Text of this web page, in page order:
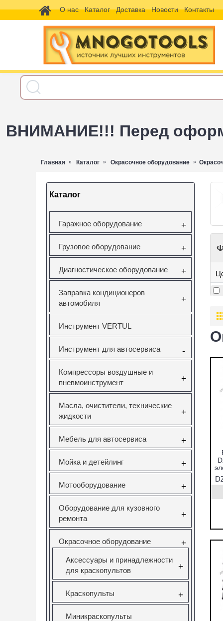
О нас Каталог Доставка Новости Контакты
ВНИМАНИЕ!!! Перед
Главная Каталог Окрасочное оборудование
Каталог
Гаражное оборудование +
Грузовое оборудование +
Диагностическое оборудование +
Заправка кондиционеров
автомобиля
+
Инструмент VERTUL
Инструмент для автосервиса -
Компрессоры воздушные и
пневмоинструмент
+
Масла, очистители, технические
жидкости
+
Мебель для автосервиса +
Мойка и детейлинг +
Мотооборудование +
Оборудование для кузовного
ремонта
+
Окрасочное оборудование +
Аксессуары и принадлежности
для краскопультов
+
Краскопульты +
Миникраскопульты